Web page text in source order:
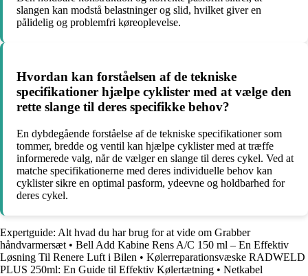
slangen kan modstå belastninger og slid, hvilket giver en
pålidelig og problemfri køreoplevelse.
Hvordan kan forståelsen af de tekniske
specifikationer hjælpe cyklister med at vælge den
rette slange til deres specifikke behov?
En dybdegående forståelse af de tekniske specifikationer som
tommer, bredde og ventil kan hjælpe cyklister med at træffe
informerede valg, når de vælger en slange til deres cykel. Ved at
matche specifikationerne med deres individuelle behov kan
cyklister sikre en optimal pasform, ydeevne og holdbarhed for
deres cykel.
Expertguide: Alt hvad du har brug for at vide om Grabber
håndvarmersæt • Bell Add Kabine Rens A/C 150 ml – En Effektiv
Løsning Til Renere Luft i Bilen • Kølerreparationsvæske RADWELD
PLUS 250ml: En Guide til Effektiv Kølertætning • Netkabel